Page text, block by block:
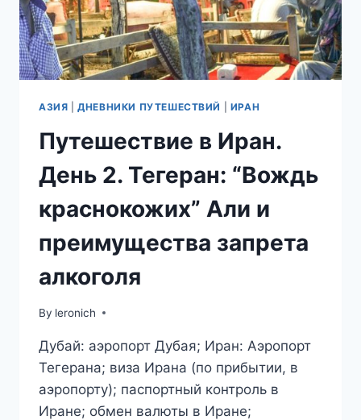
АЗИЯ |ДНЕВНИКИ ПУТЕШЕСТВИЙ ИРАН
Путешествие в Иран.
День 2. Тегеран: “Вождь
краснокожих” Али и
преимущества запрета
алкоголя
By leronich
Дубай: аэропорт Дубая; Иран: Аэропорт
Тегерана; виза Ирана (по прибытии, в
аэропорту); паспортный контроль в
Иране; обмен валюты в Иране;